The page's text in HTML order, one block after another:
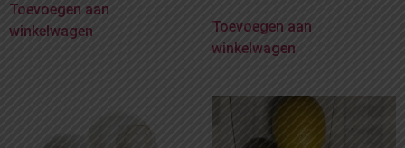
Toevoegen aan
winkelwagen
Toevoegen aan
winkelwagen